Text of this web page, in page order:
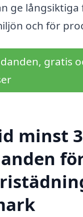
ge
och för
gratis
minst 3